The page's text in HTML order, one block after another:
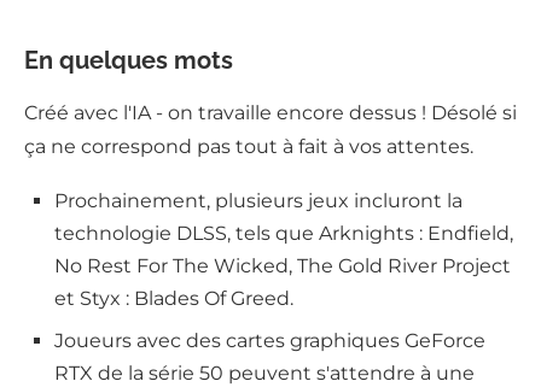
En quelques mots
Créé avec l'IA - on travaille encore dessus ! Désolé si
ça ne correspond pas tout à fait à vos attentes.
Prochainement, plusieurs jeux incluront la
technologie DLSS, tels que Arknights : Endfield,
No Rest For The Wicked, The Gold River Project
et Styx : Blades Of Greed.
Joueurs avec des cartes graphiques GeForce
RTX de la série 50 peuvent s'attendre à une